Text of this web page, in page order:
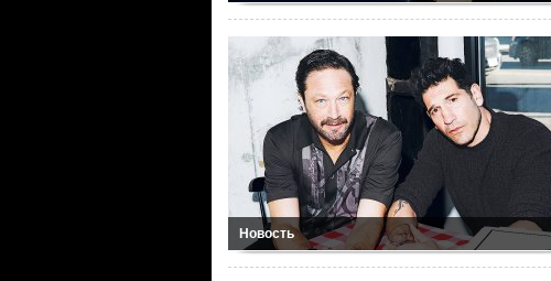
Новость